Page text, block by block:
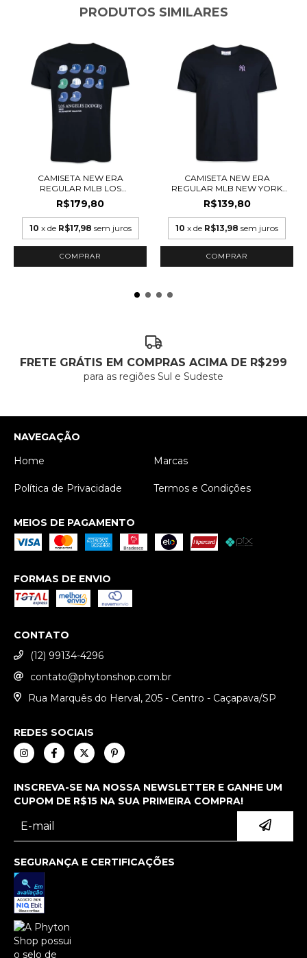
PRODUTOS SIMILARES
CAMISETA NEW ERA
REGULAR MLB LOS
ANGELES...
R$179,80
10 x de R$17,98 sem juros
COMPRAR
CAMISETA NEW ERA
REGULAR MLB NEW YORK
YA...
R$139,80
10 x de R$13,98 sem juros
COMPRAR
FRETE GRÁTIS EM COMPRAS ACIMA DE R$299
para as regiões Sul e Sudeste
NAVEGAÇÃO
Home
Marcas
Política de Privacidade Termos e Condições
MEIOS DE PAGAMENTO
FORMAS DE ENVIO
CONTATO
(12) 99134-4296
contato@phytonshop.com.br
Rua Marquês do Herval, 205 - Centro - Caçapava/SP
REDES SOCIAIS
INSCREVA-SE NA NOSSA NEWSLETTER E GANHE UM
CUPOM DE R$15 NA SUA PRIMEIRA COMPRA!
SEGURANÇA E CERTIFICAÇÕES